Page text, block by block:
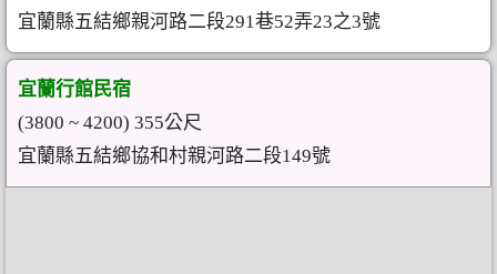
宜蘭縣五結鄉親河路二段291巷52弄23之3號
宜蘭行館民宿
(3800 ~ 4200) 355公尺
宜蘭縣五結鄉協和村親河路二段149號